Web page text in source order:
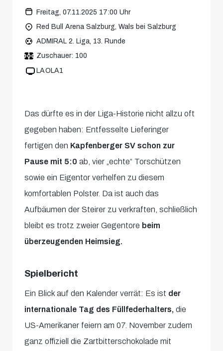
Freitag, 07.11.2025 17:00 Uhr
Red Bull Arena Salzburg, Wals bei Salzburg
ADMIRAL 2. Liga, 13. Runde
Zuschauer: 100
LAOLA1
Das dürfte es in der Liga-Historie nicht allzu oft
gegeben haben: Entfesselte Lieferinger
fertigen den Kapfenberger SV schon zur
Pause mit 5:0 ab, vier „echte“ Torschützen
sowie ein Eigentor verhelfen zu diesem
komfortablen Polster. Da ist auch das
Aufbäumen der Steirer zu verkraften, schließlich
bleibt es trotz zweier Gegentore beim
überzeugenden Heimsieg.
Spielbericht
Ein Blick auf den Kalender verrät: Es ist der
internationale Tag des Füllfederhalters, die
US-Amerikaner feiern am 07. November zudem
ganz offiziell die Zartbitterschokolade mit